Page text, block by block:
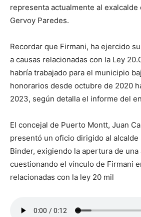
representa actualmente al
Gervoy Paredes.
Recordar que Firmani, ha ejercido
a causas relacionadas con la Ley
habría trabajado para el municipio
honorarios desde octubre de 2020
2023, según detalla el informe del
El concejal de Puerto Montt, Juan
presentó un oficio dirigido al alcalde
Binder, exigiendo la apertura de una
cuestionando el vínculo de Firmani
relacionadas con la ley 20 mil